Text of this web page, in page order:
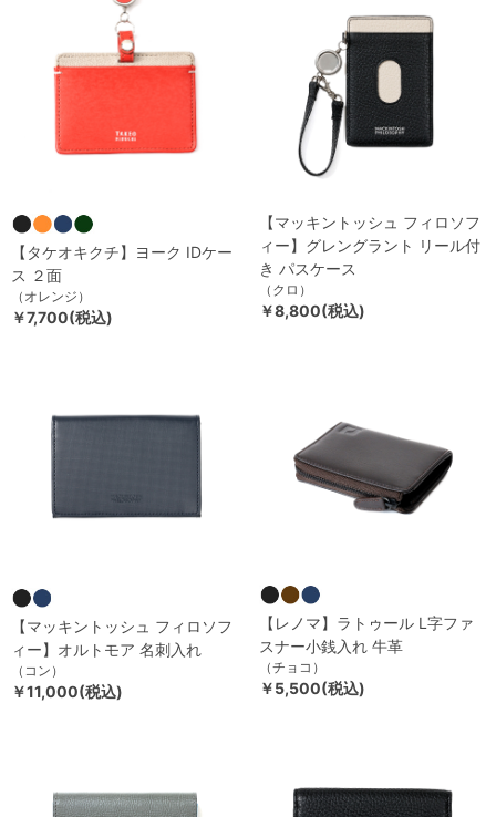
【タケオキクチ】ヨーク IDケー
ス ２面
（オレンジ）
￥7,700(税込)
【マッキントッシュ フィロソフ
ィー】グレングラント リール付
き パスケース
（クロ）
￥8,800(税込)
【マッキントッシュ フィロソフ
ィー】オルトモア 名刺入れ
（コン）
￥11,000(税込)
【レノマ】ラトゥール L字ファ
スナー小銭入れ 牛革
（チョコ）
￥5,500(税込)